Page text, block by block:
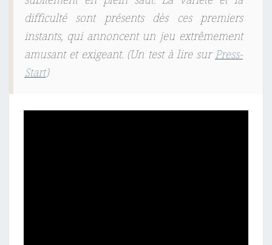
difficulté sont présents dès ces premiers
instants, qui annoncent un jeu extrêmement
amusant et exigeant. (Un test à lire surPress-
Start)